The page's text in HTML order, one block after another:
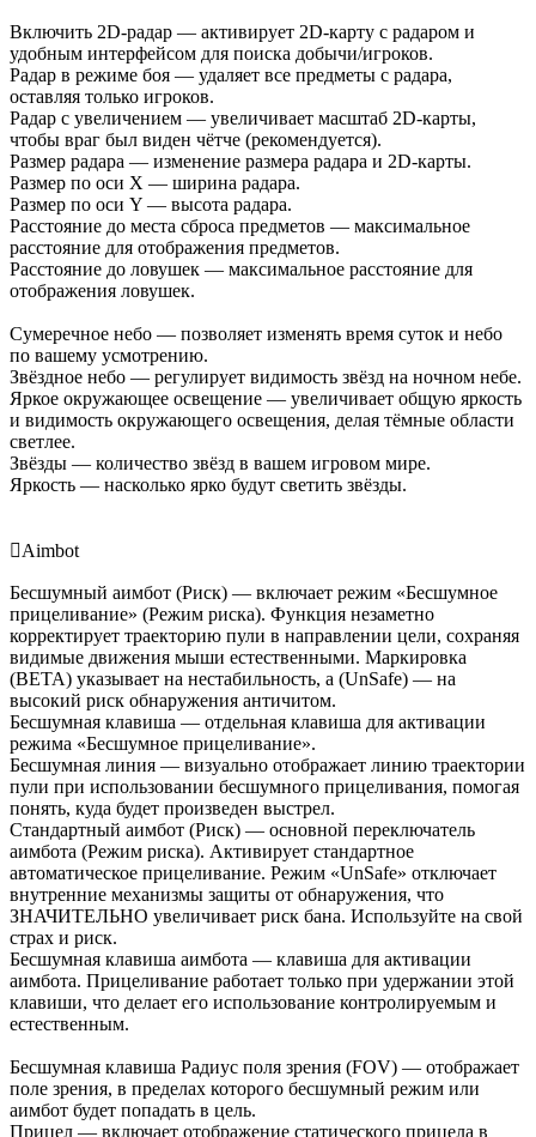
Включить 2D-радар — активирует 2D-карту с радаром и
удобным интерфейсом для поиска добычи/игроков.
Радар в режиме боя — удаляет все предметы с радара,
оставляя только игроков.
Радар с увеличением — увеличивает масштаб 2D-карты,
чтобы враг был виден чётче (рекомендуется).
Размер радара — изменение размера радара и 2D-карты.
Размер по оси X — ширина радара.
Размер по оси Y — высота радара.
Расстояние до места сброса предметов — максимальное
расстояние для отображения предметов.
Расстояние до ловушек — максимальное расстояние для
отображения ловушек.
Сумеречное небо — позволяет изменять время суток и небо
по вашему усмотрению.
Звёздное небо — регулирует видимость звёзд на ночном небе.
Яркое окружающее освещение — увеличивает общую яркость
и видимость окружающего освещения, делая тёмные области
светлее.
Звёзды — количество звёзд в вашем игровом мире.
Яркость — насколько ярко будут светить звёзды.
Aimbot
Бесшумный аимбот (Риск) — включает режим «Бесшумное
прицеливание» (Режим риска). Функция незаметно
корректирует траекторию пули в направлении цели, сохраняя
видимые движения мыши естественными. Маркировка
(BETA) указывает на нестабильность, а (UnSafe) — на
высокий риск обнаружения античитом.
Бесшумная клавиша — отдельная клавиша для активации
режима «Бесшумное прицеливание».
Бесшумная линия — визуально отображает линию траектории
пули при использовании бесшумного прицеливания, помогая
понять, куда будет произведен выстрел.
Стандартный аимбот (Риск) — основной переключатель
аимбота (Режим риска). Активирует стандартное
автоматическое прицеливание. Режим «UnSafe» отключает
внутренние механизмы защиты от обнаружения, что
ЗНАЧИТЕЛЬНО увеличивает риск бана. Используйте на свой
страх и риск.
Бесшумная клавиша аимбота — клавиша для активации
аимбота. Прицеливание работает только при удержании этой
клавиши, что делает его использование контролируемым и
естественным.
Бесшумная клавиша Радиус поля зрения (FOV) — отображает
поле зрения, в пределах которого бесшумный режим или
аимбот будет попадать в цель.
Прицел — включает отображение статического прицела в